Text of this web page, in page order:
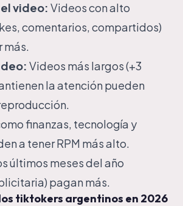
video: Videos con alto
comentarios, compartidos)
más.
Videos más largos (+3
la atención pueden
finanzas, tecnología y
a tener RPM más alto.
últimos meses del año
pagan más.
tiktokers argentinos en 2026